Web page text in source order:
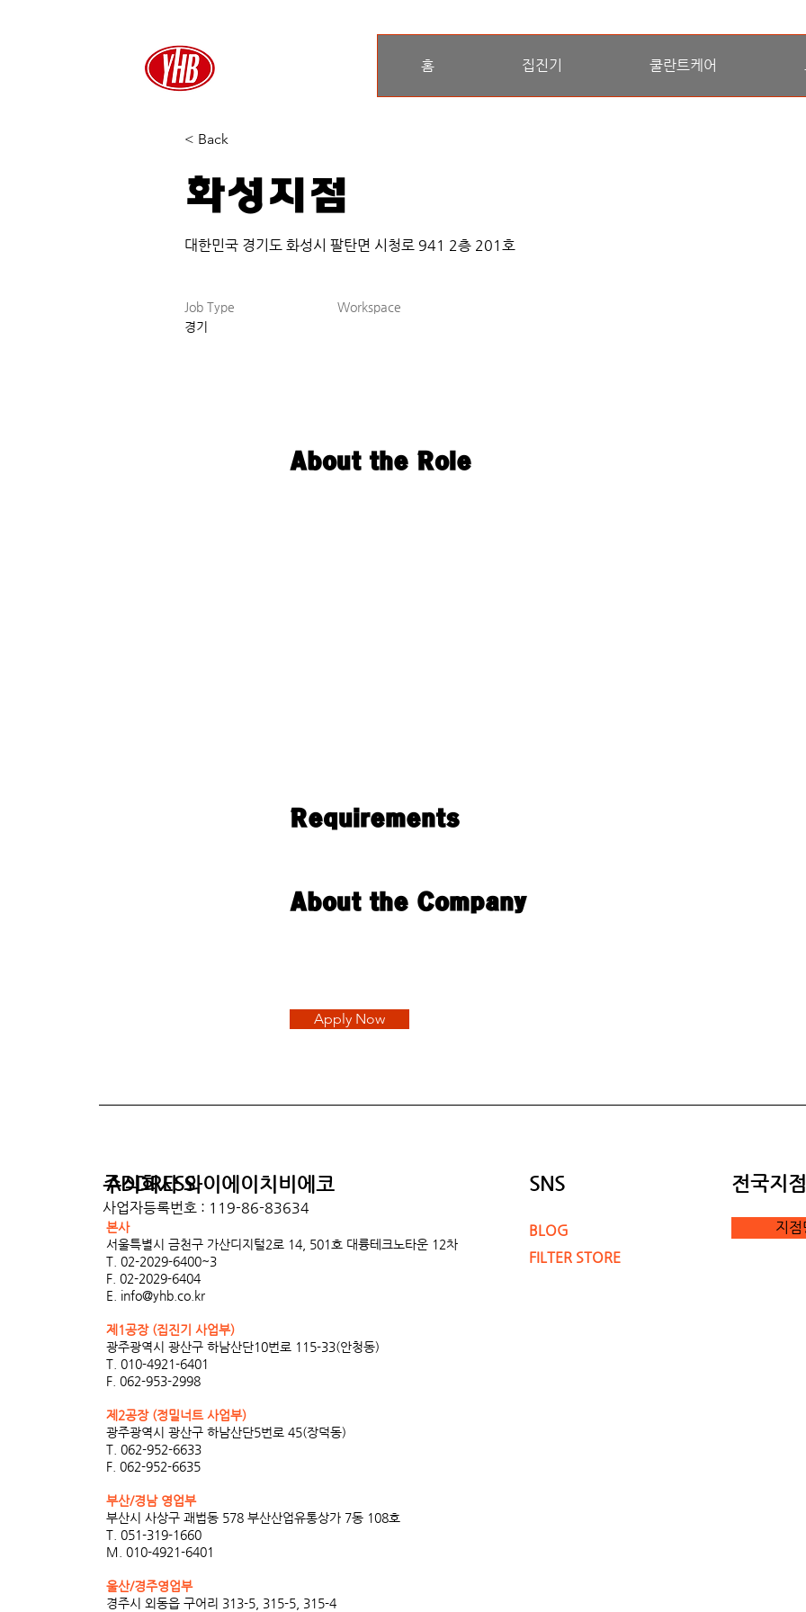
홈 집진기 쿨란트케어
< Back
화성지점
대한민국 경기도 화성시 팔탄면 시청로 941 2층 201호
Job Type
경기
Workspace
About the Role
Requirements
About the Company
Apply Now
주식회사 와이에이치비에코
사업자등록번호 : 119-86-83634
ADDRESS
본사
서울특별시 금천구 가산디지털2로 14, 501호 대륭테크노타운 12차
T. 02-2029-6400~3
F. 02-2029-6404
E. info@yhb.co.kr
제1공장 (집진기 사업부)
광주광역시 광산구 하남산단10번로 115-33(안청동)
T. 010-4921-6401
F. 062-953-2998
제2공장 (정밀너트 사업부)
광주광역시 광산구 하남산단5번로 45(장덕동)
T. 062-952-6633
F. 062-952-6635
​부산/경남 영업부
부산시 사상구 괘법동 578 부산산업유통상가 7동 108호
T. 051-319-1660
M. 010-4921-6401
울산/경주영업부
경주시 외동읍 구어리 313-5, 315-5, 315-4
SNS
BLOG
FILTER STORE
전국지
지